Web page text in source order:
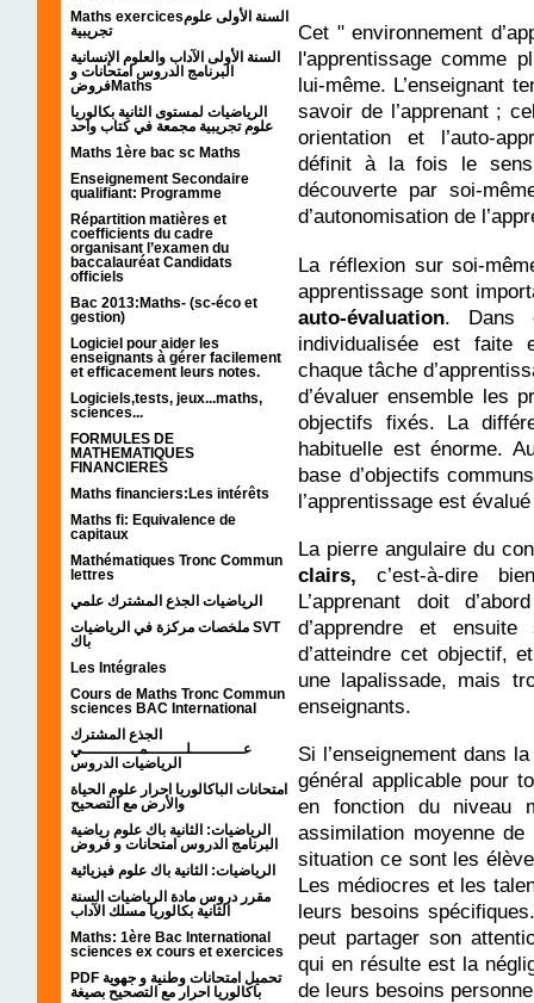
Maths exercicesالسنة الأولى علوم
تجريبية
السنة الأولى الآداب والعلوم الإنسانية
البرنامج الدروس امتحانات و
فروضMaths
الرياضيات لمستوى الثانية بكالوريا
علوم تجريبية مجمعة في كتاب واحد
Maths 1ère bac sc Maths
Enseignement Secondaire
qualifiant: Programme
Répartition matières et
coefficients du cadre
organisant l’examen du
baccalauréat Candidats
officiels
Bac 2013:Maths- (sc-éco et
gestion)
Logiciel pour aider les
enseignants à gérer facilement
et efficacement leurs notes.
Logiciels,tests, jeux...maths,
sciences...
FORMULES DE
MATHEMATIQUES
FINANCIERES
Maths financiers:Les intérêts
Maths fi: Equivalence de
capitaux
Mathématiques Tronc Commun
lettres
الرياضيات الجذع المشترك علمي
ملخصات مركزة في الرياضيات SVT
باك
Les Intégrales
Cours de Maths Tronc Commun
sciences BAC International
الجذع المشترك
عـــــــــــلــــــــمــــــــــــي
الرياضيات الدروس
امتحانات الباكالوريا احرار علوم الحياة
والأرض مع التصحيح
الرياضيات: الثانية باك علوم رياضية
البرنامج الدروس امتحانات و فروض
الرياضيات: الثانية باك علوم فيزيائية
مقرر دروس مادة الرياضيات السنة
الثانية بكالوريا مسلك الآداب
Maths: 1ère Bac International
sciences ex cours et exercices
PDF تحميل امتحانات وطنية و جهوية
باكالوريا احرار مع التصحيح بصيغة
Cet " environnement
l'apprentissage comme
lui-même. L’enseignant
savoir de l’apprenant ;
orientation et l’auto-
définit à la fois le
découverte par soi-
d’autonomisation de
La réflexion sur soi-
apprentissage sont
auto-évaluation. Dans
individualisée est faite
chaque tâche
d’évaluer ensemble les
objectifs fixés. La
habituelle est énorme.
base d’objectifs
l’apprentissage est
La pierre angulaire du
clairs, c’est-à-dire
L’apprenant doit
d’apprendre et
d’atteindre cet objectif,
une lapalissade, mais
enseignants.
Si l’enseignement dans
général applicable pour
en fonction du niveau
assimilation moyenne
situation ce sont les
Les médiocres et les
leurs besoins
peut partager son
qui en résulte est la
de leurs besoins